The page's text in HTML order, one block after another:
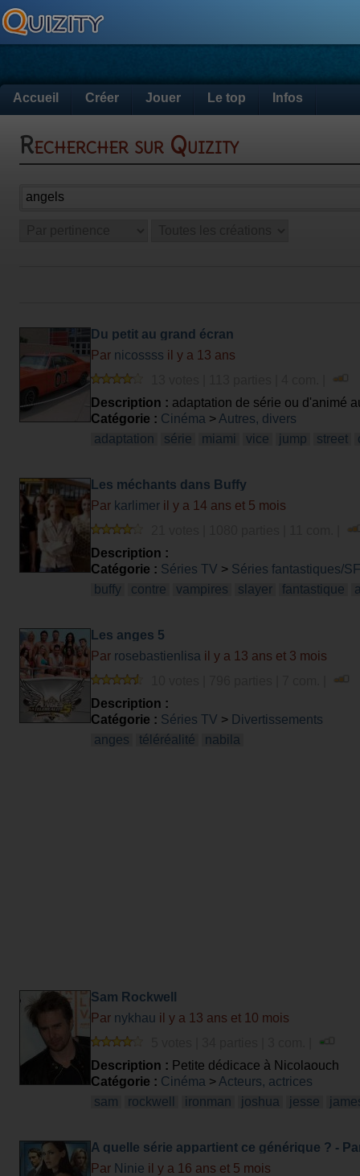
Accueil Créer Jouer Le top Infos
Rechercher sur Quizity
Du petit au grand écran
Par nicossss il y a 13 ans
Description : adaptation de série ou d'animé
Catégorie : Cinéma > Autres, divers
adaptation
série miami vice jump street
Les méchants dans Buffy
Par karlimer il y a 14 ans et 5 mois
Description :
Catégorie : Séries TV > Séries fantastiques/SF
buffy
contre vampires slayer fantastique
Les anges 5
Par rosebastienlisa il y a 13 ans et 3 mois
Description :
Catégorie : Séries TV > Divertissements
anges
téléréalité nabila
Sam Rockwell
Par nykhau il y a 13 ans et 10 mois
Description : Petite dédicace à Nicolaouch
Catégorie : Cinéma > Acteurs, actrices
sam
rockwell ironman joshua jesse
A quelle série appartient ce générique ? -
Par Ninie il y a 16 ans et 5 mois